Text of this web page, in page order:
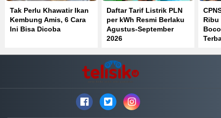
Tak Perlu Khawatir Ikan
Kembung Amis, 6 Cara
Ini Bisa Dicoba
Daftar Tarif Listrik PLN
per kWh Resmi Berlaku
Agustus-September
2026
Ribu